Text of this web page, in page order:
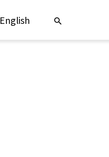
English